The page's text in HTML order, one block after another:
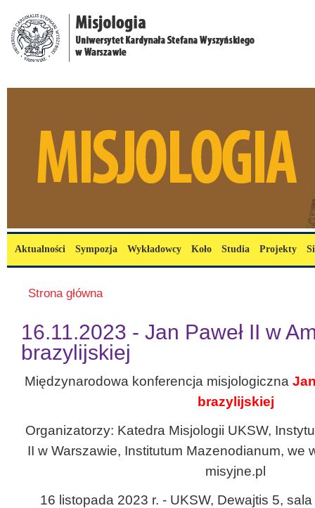
Menu główne
Aktualności Sympozja Wykładowcy Koło Studia Projekty
Jesteś tutaj
Strona główna
16.11.2023 - Jan Paweł II w
brazylijskiej
Międzynarodowa konferencja misjologiczna
brazylijskiej
Organizatorzy: Katedra Misjologii UKSW,
II w Warszawie, Institutum Mazenodianum, we
misyjne.pl
16 listopada 2023 r. - UKSW, Dewajtis 5,